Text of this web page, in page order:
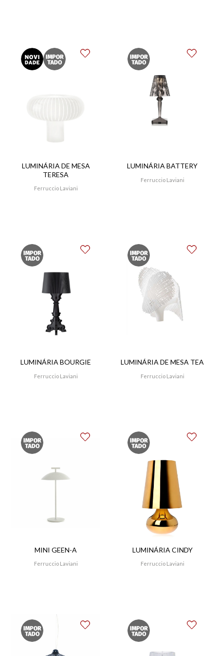
LUMINÁRIA DE MESA
TERESA
Ferruccio Laviani
LUMINÁRIA BATTERY
Ferruccio Laviani
LUMINÁRIA BOURGIE
Ferruccio Laviani
LUMINÁRIA DE MESA TEA
Ferruccio Laviani
MINI GEEN-A
Ferruccio Laviani
LUMINÁRIA CINDY
Ferruccio Laviani